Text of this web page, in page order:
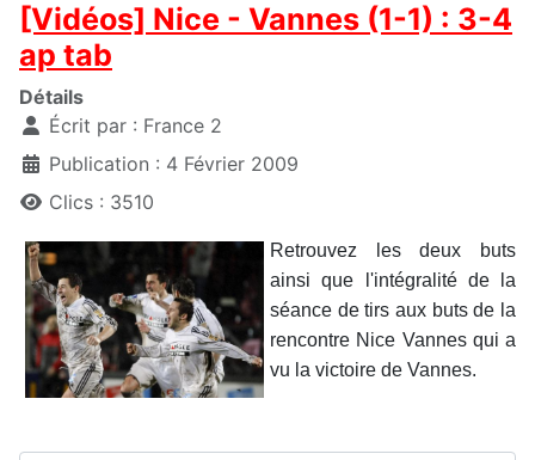
[Vidéos] Nice - Vannes (1-1) : 3-4
ap tab
Détails
Écrit par : France 2
Publication : 4 Février 2009
Clics : 3510
Retrouvez les deux buts
ainsi que l'intégralité de la
séance de tirs aux buts de la
rencontre Nice Vannes qui a
vu la victoire de Vannes.